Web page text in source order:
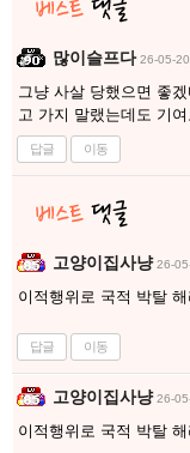
많이슬프다 26-05-
그냥 사살 당했으면 좋
고 가지 말랬는데도 기
답글 이동
고양이집사냥 26-
이적행위로 국적 박탈
답글 이동
고양이집사냥 26-
이적행위로 국적 박탈